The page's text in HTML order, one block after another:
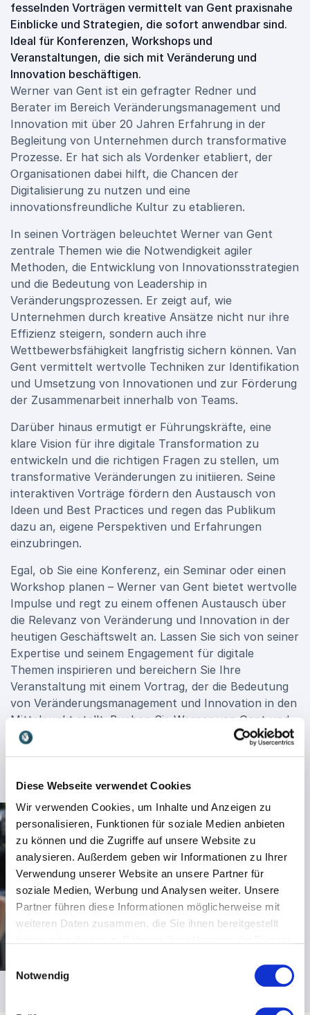
Diese Webseite verwendet Cookies
Wir verwenden Cookies, um Inhalte und Anzeigen zu
personalisieren, Funktionen für soziale Medien anbieten
zu können und die Zugriffe auf unsere Website zu
analysieren. Außerdem geben wir Informationen zu Ihrer
Verwendung unserer Website an unsere Partner für
soziale Medien, Werbung und Analysen weiter. Unsere
Partner führen diese Informationen möglicherweise mit
weiteren Daten zusammen, die Sie ihnen bereitgestellt
Notwendig
fesselnden Vorträgen vermittelt van Gent praxisnahe
Einblicke und Strategien, die sofort anwendbar sind.
Ideal für Konferenzen, Workshops und
Veranstaltungen, die sich mit Veränderung und
Innovation beschäftigen.
Werner van Gent ist ein gefragter Redner und
Berater im Bereich Veränderungsmanagement und
Innovation mit über 20 Jahren Erfahrung in der
Begleitung von Unternehmen durch transformative
Prozesse. Er hat sich als Vordenker etabliert, der
Organisationen dabei hilft, die Chancen der
Digitalisierung zu nutzen und eine
innovationsfreundliche Kultur zu etablieren.
In seinen Vorträgen beleuchtet Werner van Gent
zentrale Themen wie die Notwendigkeit agiler
Methoden, die Entwicklung von Innovationsstrategien
und die Bedeutung von Leadership in
Veränderungsprozessen. Er zeigt auf, wie
Unternehmen durch kreative Ansätze nicht nur ihre
Effizienz steigern, sondern auch ihre
Wettbewerbsfähigkeit langfristig sichern können. Van
Gent vermittelt wertvolle Techniken zur Identifikation
und Umsetzung von Innovationen und zur Förderung
der Zusammenarbeit innerhalb von Teams.
Darüber hinaus ermutigt er Führungskräfte, eine
klare Vision für ihre digitale Transformation zu
entwickeln und die richtigen Fragen zu stellen, um
transformative Veränderungen zu initiieren. Seine
interaktiven Vorträge fördern den Austausch von
Ideen und Best Practices und regen das Publikum
dazu an, eigene Perspektiven und Erfahrungen
einzubringen.
Egal, ob Sie eine Konferenz, ein Seminar oder einen
Workshop planen – Werner van Gent bietet wertvolle
Impulse und regt zu einem offenen Austausch über
die Relevanz von Veränderung und Innovation in der
heutigen Geschäftswelt an. Lassen Sie sich von seiner
Expertise und seinem Engagement für digitale
Themen inspirieren und bereichern Sie Ihre
Veranstaltung mit einem Vortrag, der die Bedeutung
von Veränderungsmanagement und Innovation in den
Mittelpunkt stellt. Buchen Sie Werner van Gent und
gestalten Sie den Dialog über die digitale Zukunft
aktiv mit!